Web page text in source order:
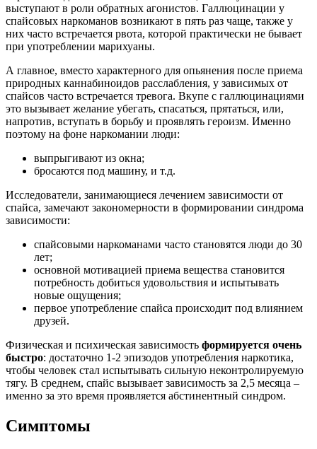
выступают в роли обратных агонистов. Галлюцинации у
спайсовых наркоманов возникают в пять раз чаще, также у
них часто встречается рвота, которой практически не бывает
при употреблении марихуаны.
А главное, вместо характерного для опьянения после приема
природных каннабиноидов расслабления, у зависимых от
спайсов часто встречается тревога. Вкупе с галлюцинациями
это вызывает желание убегать, спасаться, прятаться, или,
напротив, вступать в борьбу и проявлять героизм. Именно
поэтому на фоне наркомании люди:
выпрыгивают из окна;
бросаются под машину, и т.д.
Исследователи, занимающиеся лечением зависимости от
спайса, замечают закономерности в формировании синдрома
зависимости:
спайсовыми наркоманами часто становятся люди до 30
лет;
основной мотивацией приема вещества становится
потребность добиться удовольствия и испытывать
новые ощущения;
первое употребление спайса происходит под влиянием
друзей.
Физическая и психическая зависимость формируется очень
быстро: достаточно 1-2 эпизодов употребления наркотика,
чтобы человек стал испытывать сильную неконтролируемую
тягу. В среднем, спайс вызывает зависимость за 2,5 месяца –
именно за это время проявляется абстинентный синдром.
Симптомы